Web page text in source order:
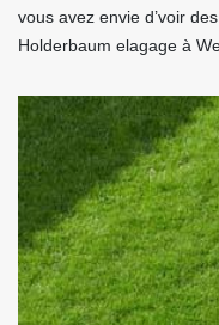
vous avez envie d’voir
Holderbaum elagage à